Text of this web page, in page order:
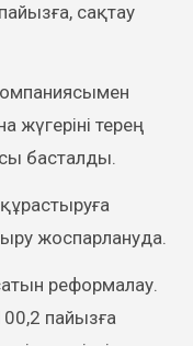
сақтау
жүгеріні терең
басталды.
жоспарлануда.
реформалау.
пайызға